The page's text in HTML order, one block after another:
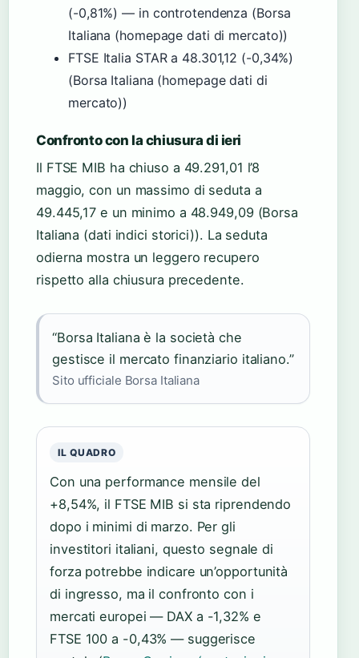
(-0,81%) — in controtendenza (Borsa
Italiana (homepage dati di mercato))
FTSE Italia STAR a 48.301,12 (-0,34%)
(Borsa Italiana (homepage dati di
mercato))
Confronto con la chiusura di ieri
Il FTSE MIB ha chiuso a 49.291,01 l’8
maggio, con un massimo di seduta a
49.445,17 e un minimo a 48.949,09 (Borsa
Italiana (dati indici storici)). La seduta
odierna mostra un leggero recupero
rispetto alla chiusura precedente.
“Borsa Italiana è la società che
gestisce il mercato finanziario italiano.”
Sito ufficiale Borsa Italiana
IL QUADRO
Con una performance mensile del
+8,54%, il FTSE MIB si sta riprendendo
dopo i minimi di marzo. Per gli
investitori italiani, questo segnale di
forza potrebbe indicare un’opportunità
di ingresso, ma il confronto con i
mercati europei — DAX a -1,32% e
FTSE 100 a -0,43% — suggerisce